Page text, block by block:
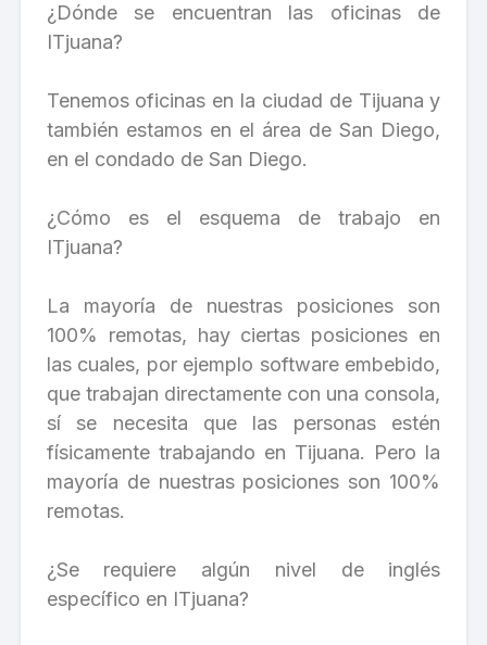
¿Dónde se encuentran las oficinas de
ITjuana?
Tenemos oficinas en la ciudad de Tijuana y
también estamos en el área de San Diego,
en el condado de San Diego.
¿Cómo es el esquema de trabajo en
ITjuana?
La mayoría de nuestras posiciones son
100% remotas, hay ciertas posiciones en
las cuales, por ejemplo software embebido,
que trabajan directamente con una consola,
sí se necesita que las personas estén
físicamente trabajando en Tijuana. Pero la
mayoría de nuestras posiciones son 100%
remotas.
¿Se requiere algún nivel de inglés
específico en ITjuana?